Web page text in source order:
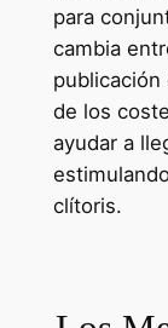
para
cambia
publicación
de los
ayudar a
clítoris.